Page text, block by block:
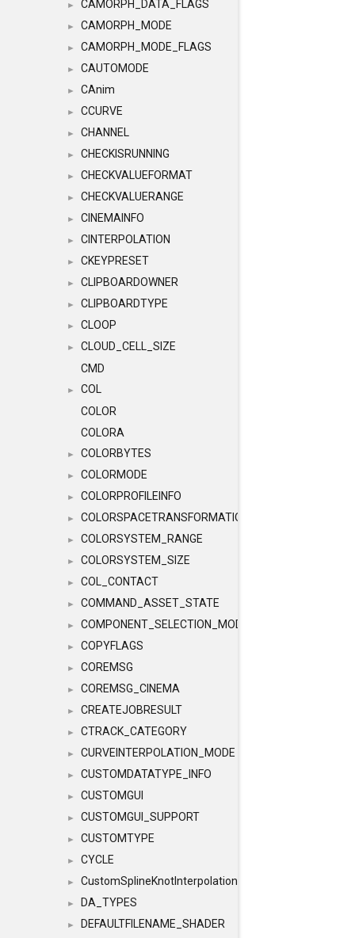
► CAMORPH_DATA_FLAGS
► CAMORPH_MODE
► CAMORPH_MODE_FLAGS
► CAUTOMODE
► CAnim
► CCURVE
► CHANNEL
► CHECKISRUNNING
► CHECKVALUEFORMAT
► CHECKVALUERANGE
► CINEMAINFO
► CINTERPOLATION
► CKEYPRESET
► CLIPBOARDOWNER
► CLIPBOARDTYPE
► CLOOP
►
CLOUD_CELL_SIZE
CMD
►
COL
COLOR
COLORA
► COLORBYTES
► COLORMODE
► COLORPROFILEINFO
► COLORSPACETRANSFORMATION
► COLORSYSTEM_RANGE
► COLORSYSTEM_SIZE
► COL_CONTACT
► COMMAND_ASSET_STATE
► COMPONENT_SELECTION_MODES
► COPYFLAGS
► COREMSG
► COREMSG_CINEMA
► CREATEJOBRESULT
► CTRACK_CATEGORY
► CURVEINTERPOLATION_MODE
► CUSTOMDATATYPE_INFO
► CUSTOMGUI
► CUSTOMGUI_SUPPORT
► CUSTOMTYPE
► CYCLE
► CustomSplineKnotInterpolation
► DA_TYPES
► DEFAULTFILENAME_SHADER